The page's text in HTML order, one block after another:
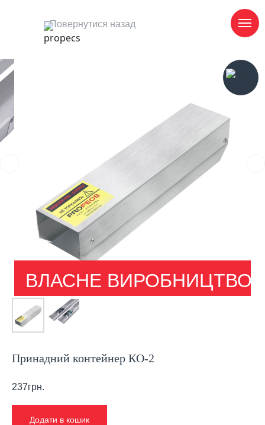
Повернутися назад
ВЛАСНЕ ВИРОБНИЦТВО
Принадний контейнер КО-2
237грн.
Додати в кошик